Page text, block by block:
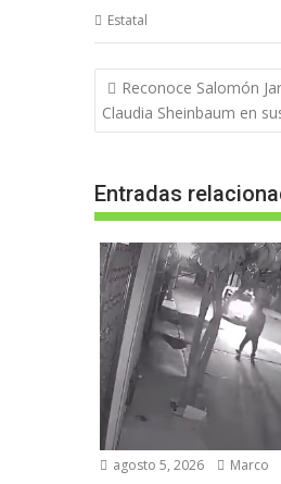
Estatal
Navegación
de
entradas
Reconoce Salomón
Claudia Sheinbaum en
Entradas
agosto 5, 2026 Marco